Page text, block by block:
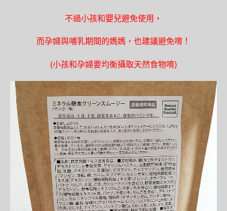
不過小孩和嬰兒避免使用，
而孕婦與哺乳期間的媽媽，也建議避免唷！
(小孩和孕婦要均衡攝取天然食物唷)